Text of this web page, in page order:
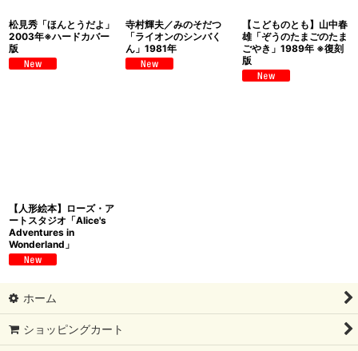
松見秀「ほんとうだよ」
2003年※ハードカバー
版
寺村輝夫／みのそだつ
「ライオンのシンバく
ん」1981年
【こどものとも】山中春
雄「ぞうのたまごのたま
ごやき」1989年 ※復刻
版
【人形絵本】ローズ・ア
ートスタジオ「Alice's
Adventures in
Wonderland」
ホーム
ショッピングカート